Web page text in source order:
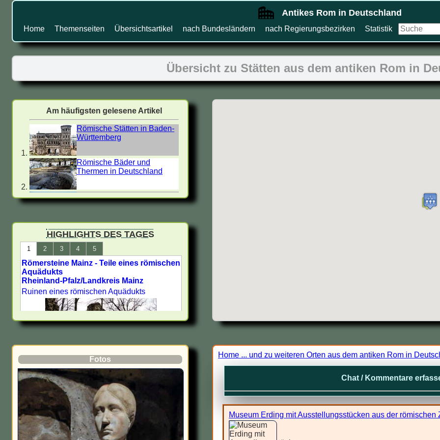
Antikes Rom in Deutschland
Home Themenseiten Übersichtsartikel nach Bundesländern nach Regierungsbezirken Statistik
Übersicht zu Stätten aus dem antiken Rom in
Fotos
HIGHLIGHTS DES TAGES
1 2 3 4 5
Römersteine Mainz - Teile eines römischen
Aquädukts
Rheinland-Pfalz/Landkreis Mainz
Ruinen eines römischen Aquädukts
Bewertung:
Auf jeden Fall sehenswert
Bewertungsnote: 1
Lateinischer Name:
Mogontiacum
Am häufigsten gelesene Artikel
Römische Stätten in Baden-
Württemberg
Römische Bäder und
Thermen in Deutschland
Villa Rustica - Römische
Landgüter in Deutschland
Limes in Deutschland -
UNESCO Welterbe
Römische Stätten in
Römische Museen,
Archäologische Parks und
Deutschland - Antike Städte -
Römische Stätten in Hessen
Römische Stätten in Freiburg
Sehenswürdigkeiten aus
dem alten Rom in Neuss
Home ... und zu weiteren Orten aus dem antiken Rom in
Chat / Kommentare
Museum Erding mit Ausstellungsstücken aus der römischen